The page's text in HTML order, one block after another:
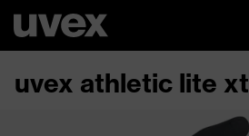
uvex athletic lite xt